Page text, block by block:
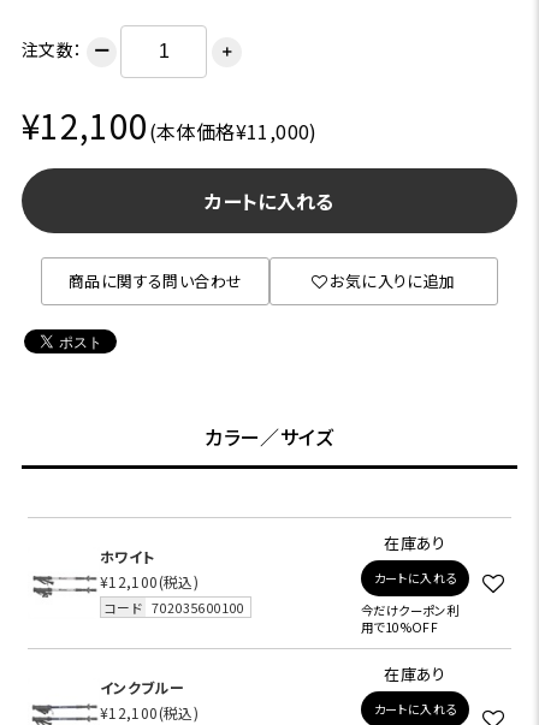
注文数： ー ＋
¥12,100(本体価格¥11,000)
カートに入れる
商品に関する問い合わせ お気に入りに追加
カラー／サイズ
ホワイト
¥12,100(税込)
コード 702035600100
在庫あり
カートに入れる
今だけクーポン利
用で10%OFF
インクブルー
¥12,100(税込)
在庫あり
カートに入れる